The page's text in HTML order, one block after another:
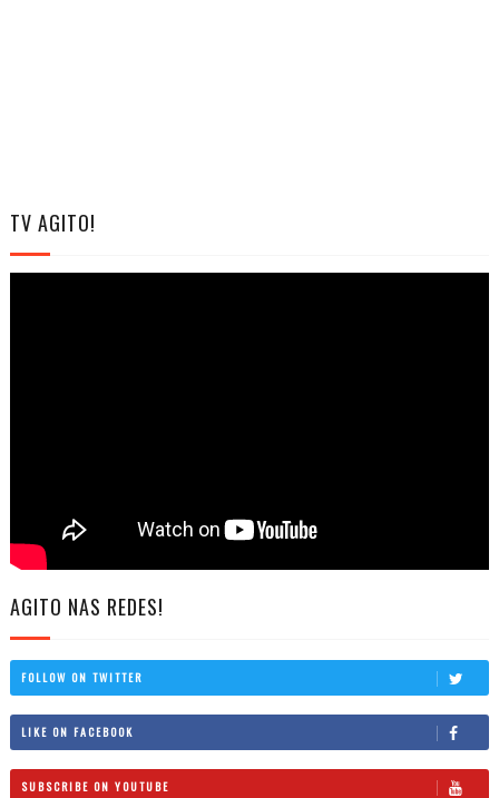
TV AGITO!
AGITO NAS REDES!
FOLLOW ON TWITTER
LIKE ON FACEBOOK
SUBSCRIBE ON YOUTUBE